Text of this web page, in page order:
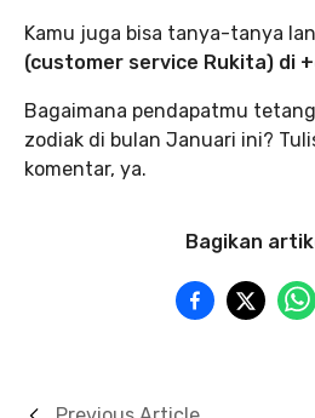
Kamu juga bisa tanya-tanya
(customer service Rukita) di
Bagaimana pendapatmu
zodiak di bulan Januari ini?
komentar, ya.
Bagikan